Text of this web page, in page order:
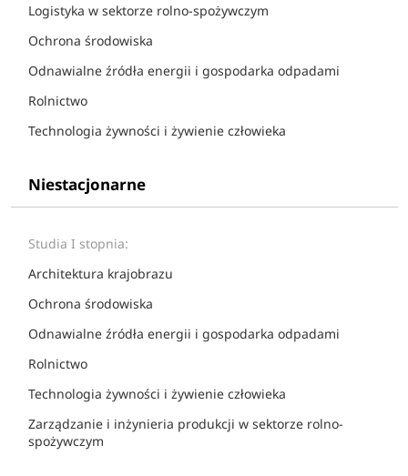
Logistyka w sektorze rolno-spożywczym
Ochrona środowiska
Odnawialne źródła energii i gospodarka odpadami
Rolnictwo
Technologia żywności i żywienie człowieka
Niestacjonarne
Studia I stopnia:
Architektura krajobrazu
Ochrona środowiska
Odnawialne źródła energii i gospodarka odpadami
Rolnictwo
Technologia żywności i żywienie człowieka
Zarządzanie i inżynieria produkcji w sektorze rolno-
spożywczym